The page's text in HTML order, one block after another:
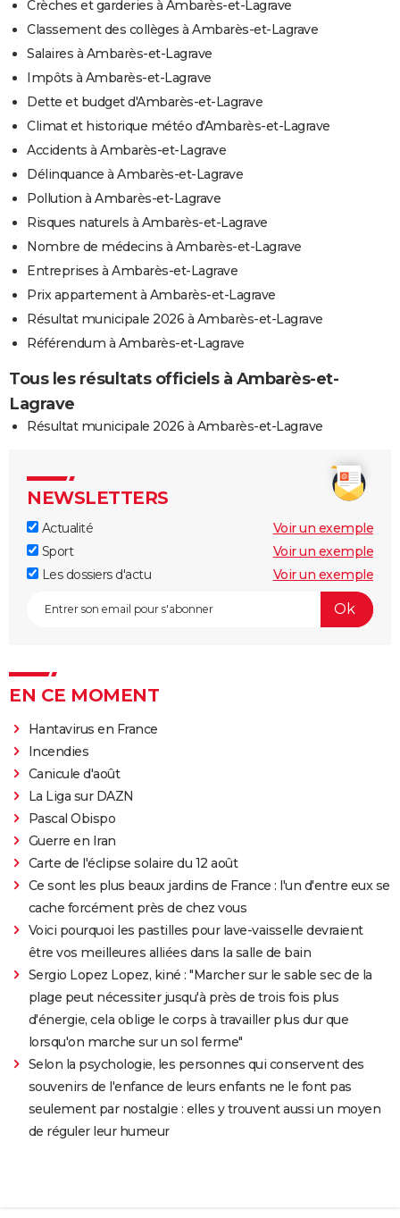
Crèches et garderies à Ambarès-et-Lagrave
Classement des collèges à Ambarès-et-Lagrave
Salaires à Ambarès-et-Lagrave
Impôts à Ambarès-et-Lagrave
Dette et budget d'Ambarès-et-Lagrave
Climat et historique météo d'Ambarès-et-Lagrave
Accidents à Ambarès-et-Lagrave
Délinquance à Ambarès-et-Lagrave
Pollution à Ambarès-et-Lagrave
Risques naturels à Ambarès-et-Lagrave
Nombre de médecins à Ambarès-et-Lagrave
Entreprises à Ambarès-et-Lagrave
Prix appartement à Ambarès-et-Lagrave
Résultat municipale 2026 à Ambarès-et-Lagrave
Référendum à Ambarès-et-Lagrave
Tous les résultats officiels à Ambarès-et-
Lagrave
Résultat municipale 2026 à Ambarès-et-Lagrave
NEWSLETTERS
Actualité
Voir un exemple
Sport
Voir un exemple
Les dossiers d'actu
Voir un exemple
EN CE MOMENT
Hantavirus en France
Incendies
Canicule d'août
La Liga sur DAZN
Pascal Obispo
Guerre en Iran
Carte de l'éclipse solaire du 12 août
Ce sont les plus beaux jardins de France : l'un d'entre eux se
cache forcément près de chez vous
Voici pourquoi les pastilles pour lave-vaisselle devraient
être vos meilleures alliées dans la salle de bain
Sergio Lopez Lopez, kiné : "Marcher sur le sable sec de la
plage peut nécessiter jusqu'à près de trois fois plus
d'énergie, cela oblige le corps à travailler plus dur que
lorsqu'on marche sur un sol ferme"
Selon la psychologie, les personnes qui conservent des
souvenirs de l'enfance de leurs enfants ne le font pas
seulement par nostalgie : elles y trouvent aussi un moyen
de réguler leur humeur